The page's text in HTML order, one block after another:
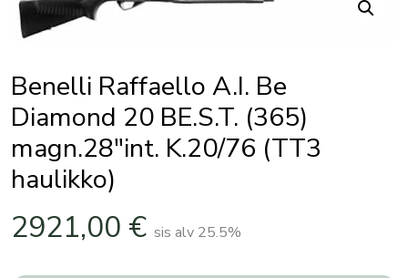
Benelli Raffaello A.I. Be
Diamond 20 BE.S.T. (365)
magn.28″int. K.20/76 (TT3
haulikko)
2921,00 € sis alv 25.5%